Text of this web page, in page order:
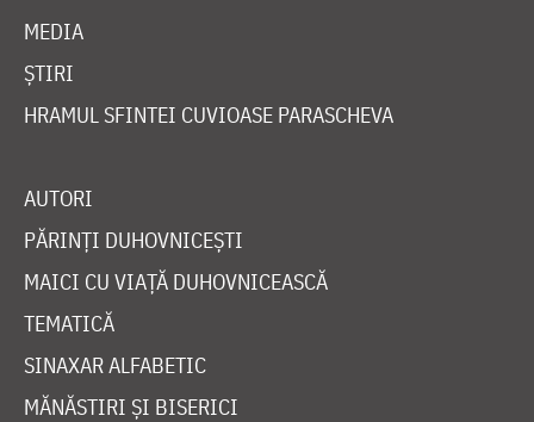
MEDIA
ȘTIRI
HRAMUL SFINTEI CUVIOASE PARASCHEVA
AUTORI
PĂRINȚI DUHOVNICEȘTI
MAICI CU VIAȚĂ DUHOVNICEASCĂ
TEMATICĂ
SINAXAR ALFABETIC
MĂNĂSTIRI ȘI BISERICI